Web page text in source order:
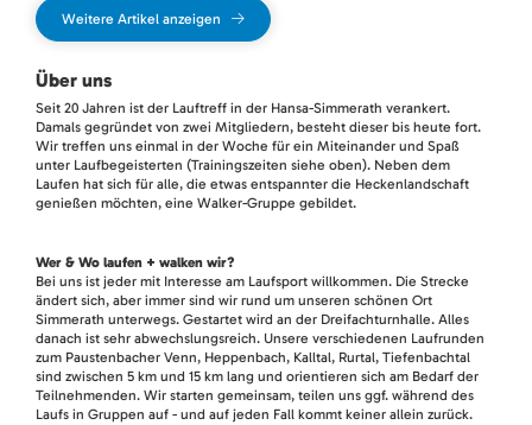
Weitere Artikel anzeigen
Über uns
Seit 20 Jahren ist der Lauftreff in der Hansa-Simmerath verankert.
Damals gegründet von zwei Mitgliedern, besteht dieser bis heute fort.
Wir treffen uns einmal in der Woche für ein Miteinander und Spaß
unter Laufbegeisterten (Trainingszeiten siehe oben). Neben dem
Laufen hat sich für alle, die etwas entspannter die Heckenlandschaft
genießen möchten, eine Walker-Gruppe gebildet.
Wer & Wo laufen + walken wir?
Bei uns ist jeder mit Interesse am Laufsport willkommen. Die Strecke
ändert sich, aber immer sind wir rund um unseren schönen Ort
Simmerath unterwegs. Gestartet wird an der Dreifachturnhalle. Alles
danach ist sehr abwechslungsreich. Unsere verschiedenen Laufrunden
zum Paustenbacher Venn, Heppenbach, Kalltal, Rurtal, Tiefenbachtal
sind zwischen 5 km und 15 km lang und orientieren sich am Bedarf der
Teilnehmenden. Wir starten gemeinsam, teilen uns ggf. während des
Laufs in Gruppen auf - und auf jeden Fall kommt keiner allein zurück.